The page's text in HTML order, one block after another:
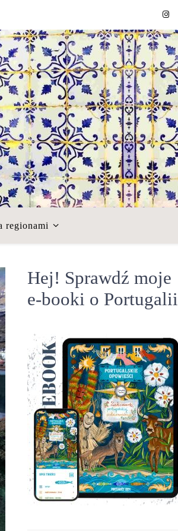
regionami
Hej! Sprawdź moje
e-booki o Portugalii